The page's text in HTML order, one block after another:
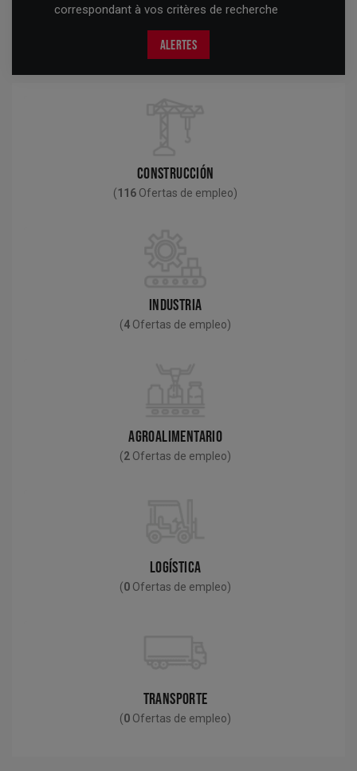
correspondant à vos critères de recherche
ALERTES
CONSTRUCCIÓN
(116 Ofertas de empleo)
INDUSTRIA
(4 Ofertas de empleo)
AGROALIMENTARIO
(2 Ofertas de empleo)
LOGÍSTICA
(0 Ofertas de empleo)
TRANSPORTE
(0 Ofertas de empleo)